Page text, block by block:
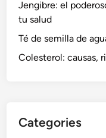
Jengibre: el
tu salud
Té de semilla de
Colesterol: causas,
Categories